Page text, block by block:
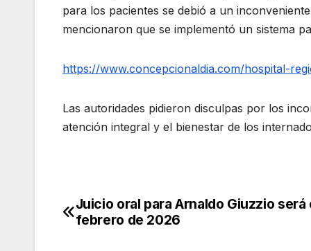
para los pacientes se debió a un
mencionaron que se implementó un sistema
https://www.concepcionaldia.com/hospital-
Las autoridades pidieron disculpas por los
atención integral y el bienestar de los
Navegación
Juicio oral para Arnaldo Giuzzio será
febrero de 2026